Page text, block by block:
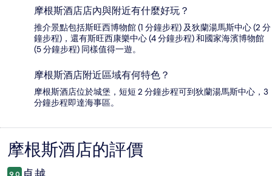
摩根斯酒店店內與附近有什麼好玩？
推介景點包括斯旺西博物館 (1 分鐘步程) 及狄蘭湯馬斯中心 (2 分
鐘步程)，還有斯旺西康樂中心 (4 分鐘步程) 和國家海濱博物館
(5 分鐘步程) 同樣值得一遊。
摩根斯酒店附近區域有何特色？
摩根斯酒店位於城堡，短短 2 分鐘步程可到狄蘭湯馬斯中心，3
分鐘步程即達海事區。
評
價
摩根斯酒店的評價
9.0